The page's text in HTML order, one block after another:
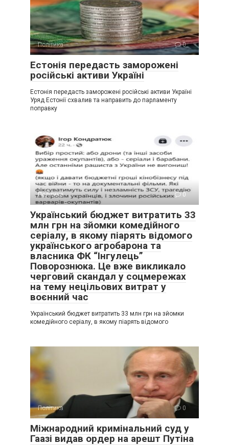
Політика 0
Естонія передасть заморожені
російські активи Україні
Естонія передасть заморожені російські активи Україні
Уряд Естонії схвалив та направить до парламенту
поправку
Політика 0
Український бюджет витратить 33
млн грн на зйомки комедійного
серіалу, в якому піарять відомого
українського агробарона та
власника ФК “Інгулець”
Поворознюка. Це вже викликало
черговий скандал у соцмережах
на тему нецільових витрат у
воєнний час
Український бюджет витратить 33 млн грн на зйомки
комедійного серіалу, в якому піарять відомого
Політика 0
Міжнародний кримінальний суд у
Гаазі видав ордер на арешт Путіна